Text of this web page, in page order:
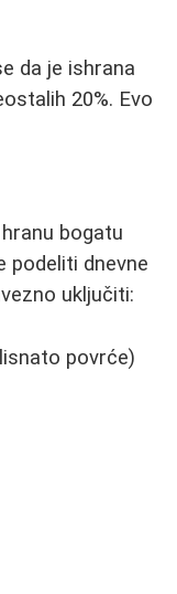
da je ishrana
20%. Evo
bogatu
podeliti dnevne
uključiti:
povrće)